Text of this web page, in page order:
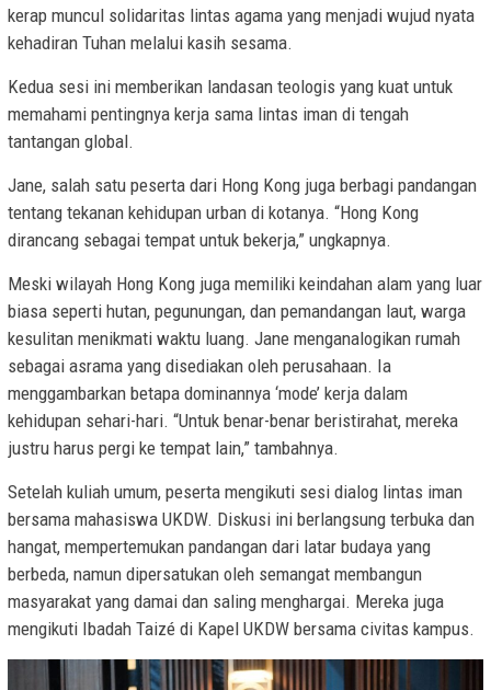
kerap muncul solidaritas lintas agama yang menjadi wujud nyata
kehadiran Tuhan melalui kasih sesama.
Kedua sesi ini memberikan landasan teologis yang kuat untuk
memahami pentingnya kerja sama lintas iman di tengah
tantangan global.
Jane, salah satu peserta dari Hong Kong juga berbagi pandangan
tentang tekanan kehidupan urban di kotanya. “Hong Kong
dirancang sebagai tempat untuk bekerja,” ungkapnya.
Meski wilayah Hong Kong juga memiliki keindahan alam yang luar
biasa seperti hutan, pegunungan, dan pemandangan laut, warga
kesulitan menikmati waktu luang. Jane menganalogikan rumah
sebagai asrama yang disediakan oleh perusahaan. Ia
menggambarkan betapa dominannya ‘mode’ kerja dalam
kehidupan sehari-hari. “Untuk benar-benar beristirahat, mereka
justru harus pergi ke tempat lain,” tambahnya.
Setelah kuliah umum, peserta mengikuti sesi dialog lintas iman
bersama mahasiswa UKDW. Diskusi ini berlangsung terbuka dan
hangat, mempertemukan pandangan dari latar budaya yang
berbeda, namun dipersatukan oleh semangat membangun
masyarakat yang damai dan saling menghargai. Mereka juga
mengikuti Ibadah Taizé di Kapel UKDW bersama civitas kampus.